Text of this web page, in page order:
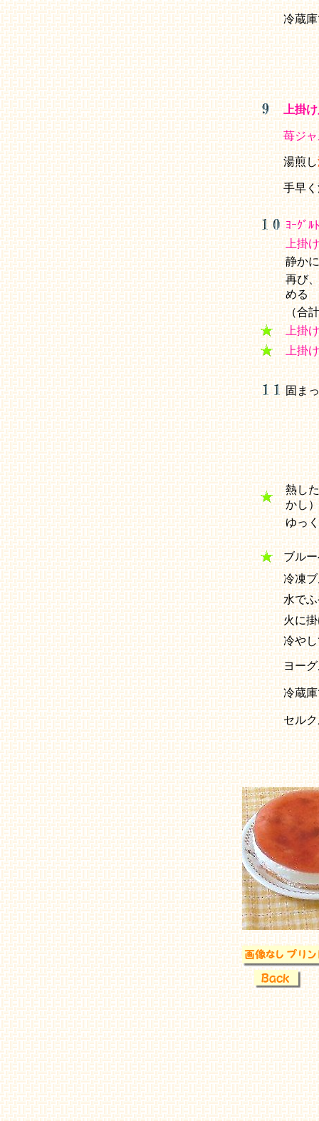
冷蔵
上掛
苺ジ
湯煎し
手早
ﾖｰｸﾞﾙ
上掛
静か
再び
める
（合
上掛
上掛
固ま
熱し
かし
ゆっ
ブル
冷凍
水で
火に
冷や
ヨー
冷蔵
セル